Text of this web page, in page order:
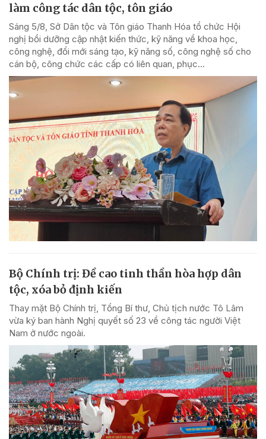
làm công tác dân tộc, tôn giáo
Sáng 5/8, Sở Dân tộc và Tôn giáo Thanh Hóa tổ chức Hội
nghị bồi dưỡng cập nhật kiến thức, kỹ năng về khoa học,
công nghệ, đổi mới sáng tạo, kỹ năng số, công nghệ số cho
cán bộ, công chức các cấp có liên quan, phục...
Bộ Chính trị: Đề cao tinh thần hòa hợp dân
tộc, xóa bỏ định kiến
Thay mặt Bộ Chính trị, Tổng Bí thư, Chủ tịch nước Tô Lâm
vừa ký ban hành Nghị quyết số 23 về công tác người Việt
Nam ở nước ngoài.